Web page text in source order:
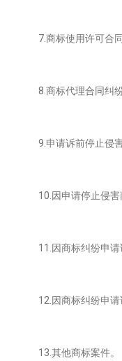
7.商标使用许可合
8.商标代理合同纠
9.申请诉前停止侵
10.因申请停止侵害
11.因商标纠纷申请
12.因商标纠纷申请
13.其他商标案件。